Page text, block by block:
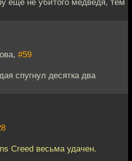
#59
спугнул десятка два
Creed весьма удачен.